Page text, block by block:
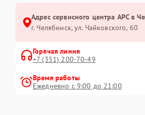
Адрес сервисного центра APC в
г. Челябинск, ул. Чайковского, 60
Горячая линия
+7 (351) 200-70-49
Время работы
Ежедневно с 9:00 до 21:00